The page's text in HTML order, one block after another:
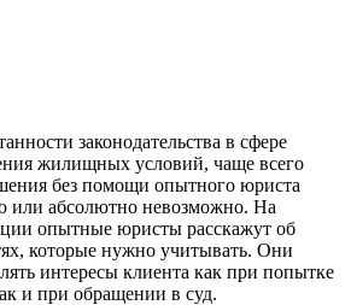
законодательства в сфере
жилищных условий, чаще всего
без помощи опытного юриста
или абсолютно невозможно. На
опытные юристы расскажут об
которые нужно учитывать. Они
интересы клиента как при попытке
и при обращении в суд.